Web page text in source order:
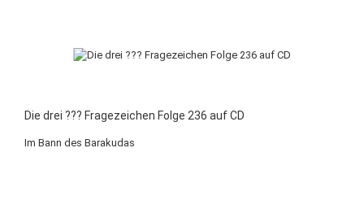
Die drei ??? Fragezeichen Folge 236 auf CD
Im Bann des Barakudas